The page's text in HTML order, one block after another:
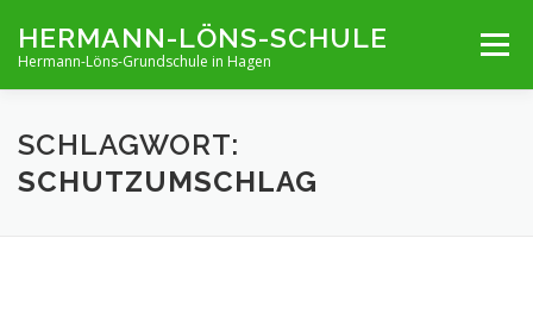
Inhalt
springen
HERMANN-LÖNS-SCHULE
Hermann-Löns-Grundschule in Hagen
Menü
TERMINE UNSERE SCHULE
SCHLAGWORT:
SCHUTZUMSCHLAG